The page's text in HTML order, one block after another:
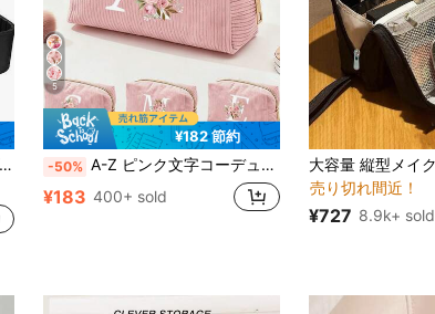
5
¥182 節約
-50% A-Z ピンク文字コーデュロイ化粧ポーチ、折りたたみ式大容量メイクアップオーガナイザー、スムーズなジッパー付き、ポータブルパーソナライズトイレタリーバッグ、ピンクホワイト文字デザイン収納ポーチ、学校再開&バケーションに最適、ガールフレンド&ブライズメイドへのギフト、エステティック
¥183 400+ sold
#10 ベストセラー
売り切れ間近！
#10 ベストセラー
売り切れ間近！
#10 ベストセラー
売り切れ間近！
#10 ベストセラー
¥727 8.9k+ sold